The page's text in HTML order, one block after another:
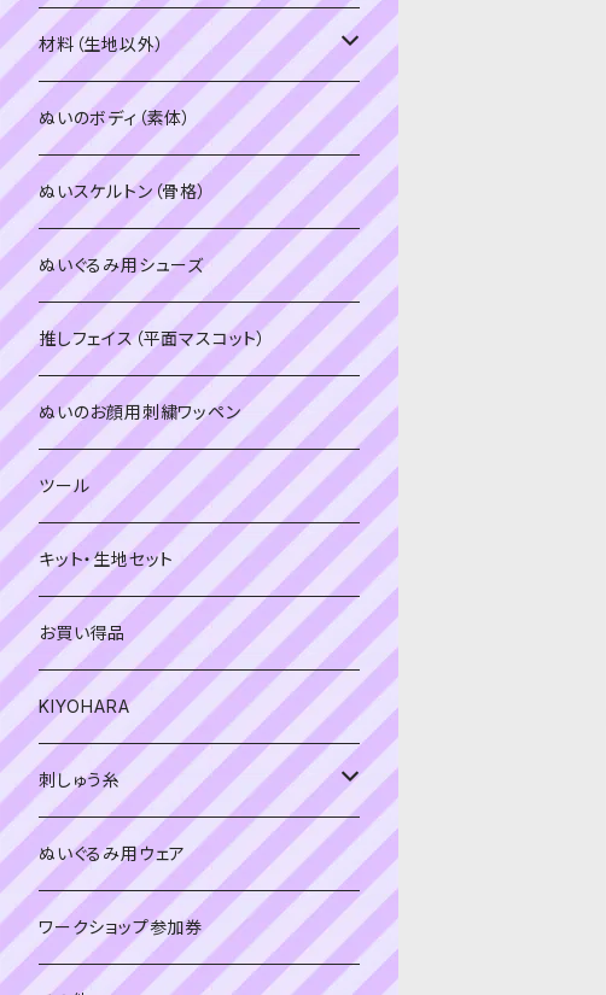
ソフトボア（5mm）
ぬいトリコット
スキンカラー生地
カーリーベルボア
パウダーボア（4mm）
ウィッグボア（8cm）
ソフトボア
スキンカラー系
白系
赤・ピンク系
紫系
青系
緑系
黄色・クリーム系
ベージュ・ブラウン系
黒・グレー系
オレンジ系
ぬいトリコット
スキンカラー系
白系
赤・ピンク系
紫系
青系
緑系
黄色・クリーム系
ベージュ・ブラウン系
黒・グレー系
オレンジ系
材料（生地以外）
アイロン接着シート
ステッチカラー
ミニワッペン
リボン
ぬいのボディ（素体）
ぬいスケルトン（骨格）
ぬいぐるみ用シューズ
推しフェイス（平面マスコット）
ぬいのお顔用刺繍ワッペン
ツール
キット・生地セット
お買い得品
KIYOHARA
刺しゅう糸
COSMO 25番刺しゅう糸
ぬいぐるみ用ウェア
ワークショップ参加券